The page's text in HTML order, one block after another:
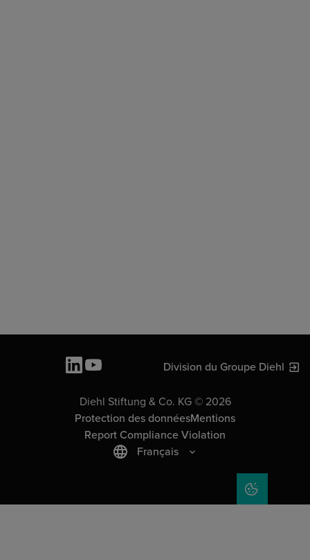
Division du Groupe Diehl
Diehl Stiftung & Co. KG © 2026
Protection des donnéesMentions
Report Compliance Violation
Français
COOKIE